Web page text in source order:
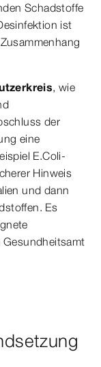
Schadstoffe
ist
, wie
der
eine
E.Coli-
Hinweis
und dann
Es